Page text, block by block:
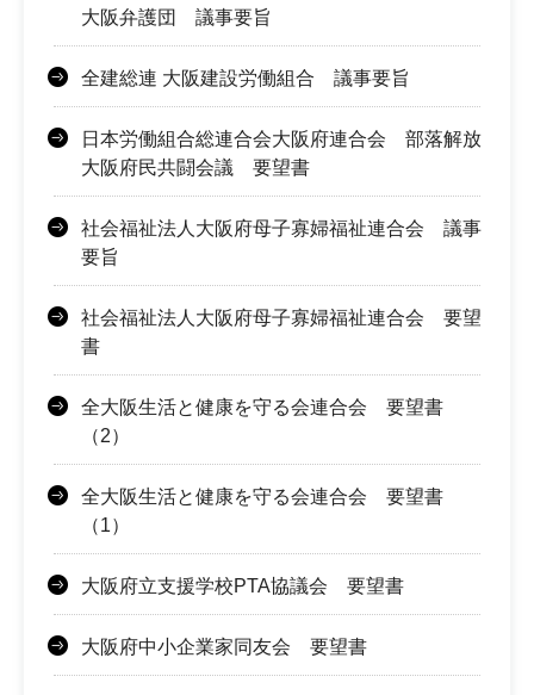
大阪弁護団 議事要旨
全建総連 大阪建設労働組合 議事要旨
日本労働組合総連合会大阪府連合会 部落解放
大阪府民共闘会議 要望書
社会福祉法人大阪府母子寡婦福祉連合会 議事
要旨
社会福祉法人大阪府母子寡婦福祉連合会 要望
書
全大阪生活と健康を守る会連合会 要望書
（2）
全大阪生活と健康を守る会連合会 要望書
（1）
大阪府立支援学校PTA協議会 要望書
大阪府中小企業家同友会 要望書